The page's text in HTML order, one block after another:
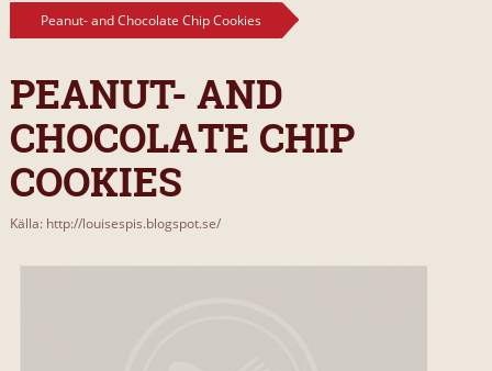
Peanut- and Chocolate Chip Cookies
PEANUT- AND
CHOCOLATE CHIP
COOKIES
Källa: http://louisespis.blogspot.se/